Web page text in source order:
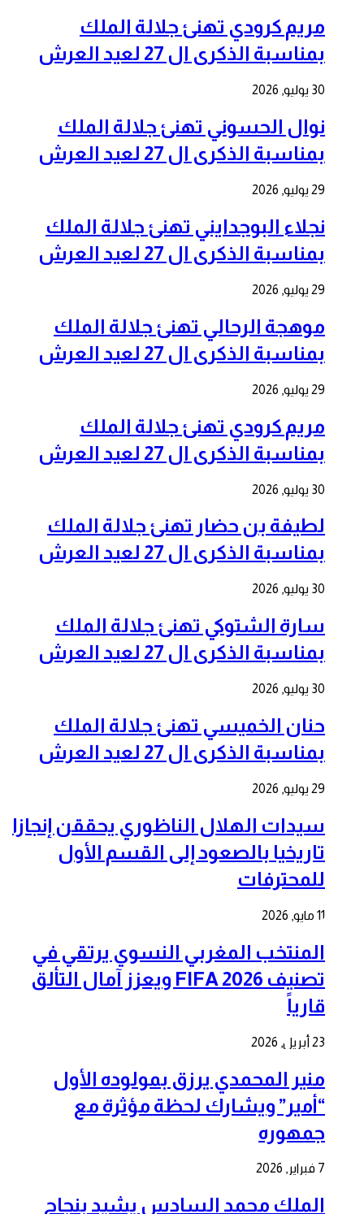
مريم كرودي تهنئ جلالة الملك
بمناسبة الذكرى ال 27 لعيد العرش
30 يوليو, 2026
نوال الحسوني تهنئ جلالة الملك
بمناسبة الذكرى ال 27 لعيد العرش
29 يوليو, 2026
نجلاء البوجدايني تهنئ جلالة الملك
بمناسبة الذكرى ال 27 لعيد العرش
29 يوليو, 2026
موهجة الرحالي تهنئ جلالة الملك
بمناسبة الذكرى ال 27 لعيد العرش
29 يوليو, 2026
مريم كرودي تهنئ جلالة الملك
بمناسبة الذكرى ال 27 لعيد العرش
30 يوليو, 2026
لطيفة بن حضار تهنئ جلالة الملك
بمناسبة الذكرى ال 27 لعيد العرش
30 يوليو, 2026
سارة الشتوكي تهنئ جلالة الملك
بمناسبة الذكرى ال 27 لعيد العرش
30 يوليو, 2026
حنان الخميسي تهنئ جلالة الملك
بمناسبة الذكرى ال 27 لعيد العرش
29 يوليو, 2026
سيدات الهلال الناظوري يحققن إنجازا
تاريخيا بالصعود إلى القسم الأول
للمحترفات
11 مايو, 2026
المنتخب المغربي النسوي يرتقي في
تصنيف FIFA 2026 ويعزز آمال التألق
قارياً
23 أبريل, 2026
منير المحمدي يرزق بمولوده الأول
“أمير” ويشارك لحظة مؤثرة مع
جمهوره
7 فبراير, 2026
الملك محمد السادس يشيد بنجاح